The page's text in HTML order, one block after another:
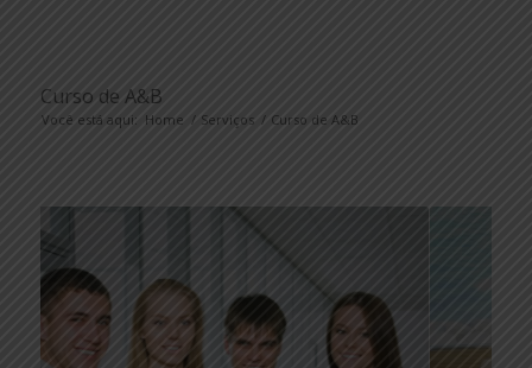
Curso de A&B
Você está aqui: Home / Serviços / Curso de A&B